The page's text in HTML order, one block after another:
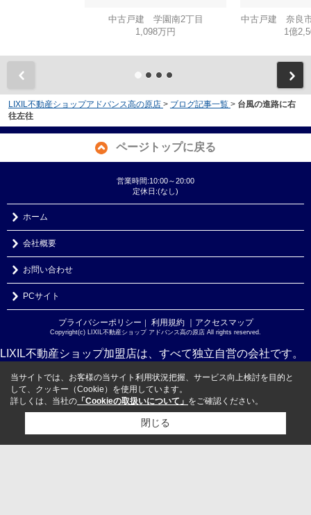
中古戸建 学園南2丁目
1,098万円
中古戸建 奈良
1億
LIXIL不動産ショップアドバンス高の原店 > ブログ記事一覧 > 台風の進路に右
往左往
ページトップに戻る
営業時間:10:00～20:00
定休日:(なし)
ホーム
会社概要
お問い合わせ
PCサイト
プライバシーポリシー ｜ 利用規約 ｜アクセスマップ
Copyright(c) LIXIL不動産ショップ アドバンス高の原店 All rights reserved.
LIXIL不動産ショップ加盟店は、すべて独立自営の会社です。
当サイトでは、お客様の当サイト利用状況把握、サービス向上検討を目的と
して、クッキー（Cookie）を使用しています。
詳しくは、当社の 「Cookieの取扱いについて」 をご確認ください。
閉じる